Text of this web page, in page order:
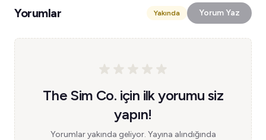
Yorumlar Yakında Yorum Yaz
The Sim Co. için ilk yorumu siz
yapın!
Yorumlar yakında geliyor. Yayına alındığında